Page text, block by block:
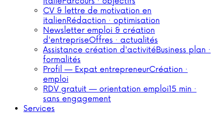
CV & lettre de motivation en
italienRédaction · optimisation
Newsletter emploi & création
d'entrepriseOffres · actualités
Assistance création d'activitéBusiness plan ·
formalités
Profil — Expat entrepreneurCréation ·
emploi
RDV gratuit — orientation emploi15 min ·
sans engagement
Services